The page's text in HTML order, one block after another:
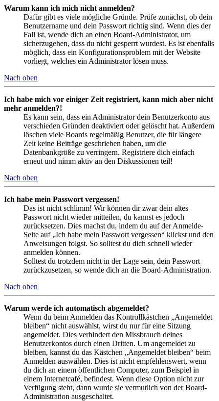
Warum kann ich mich nicht anmelden?
Dafür gibt es viele mögliche Gründe. Prüfe zunächst, ob dein
Benutzername und dein Passwort richtig sind. Wenn dies der
Fall ist, wende dich an einen Board-Administrator, um
sicherzugehen, dass du nicht gesperrt wurdest. Es ist ebenfalls
möglich, dass ein Konfigurationsproblem mit der Website
vorliegt, welches ein Administrator lösen muss.
Nach oben
Ich habe mich vor einiger Zeit registriert, kann mich aber nicht
mehr anmelden?!
Es kann sein, dass ein Administrator dein Benutzerkonto aus
verschieden Gründen deaktiviert oder gelöscht hat. Außerdem
löschen viele Boards regelmäßig Benutzer, die für längere
Zeit keine Beiträge geschrieben haben, um die
Datenbankgröße zu verringern. Registriere dich einfach
erneut und nimm aktiv an den Diskussionen teil!
Nach oben
Ich habe mein Passwort vergessen!
Das ist nicht schlimm! Wir können dir zwar dein altes
Passwort nicht wieder mitteilen, du kannst es jedoch
zurücksetzen. Dies machst du, indem du auf der Anmelde-
Seite auf „Ich habe mein Passwort vergessen“ klickst und den
Anweisungen folgst. So solltest du dich schnell wieder
anmelden können.
Solltest du trotzdem nicht in der Lage sein, dein Passwort
zurückzusetzen, so wende dich an die Board-Administration.
Nach oben
Warum werde ich automatisch abgemeldet?
Wenn du beim Anmelden das Kontrollkästchen „Angemeldet
bleiben“ nicht auswählst, wirst du nur für eine Sitzung
angemeldet. Dies verhindert den Missbrauch deines
Benutzerkontos durch einen Dritten. Um angemeldet zu
bleiben, kannst du das Kästchen „Angemeldet bleiben“ beim
Anmelden auswählen. Dies ist nicht empfehlenswert, wenn
du dich an einem öffentlichen Computer, zum Beispiel in
einem Internetcafé, befindest. Wenn diese Option nicht zur
Verfügung steht, dann wurde sie vermutlich von der Board-
Administration ausgeschaltet.